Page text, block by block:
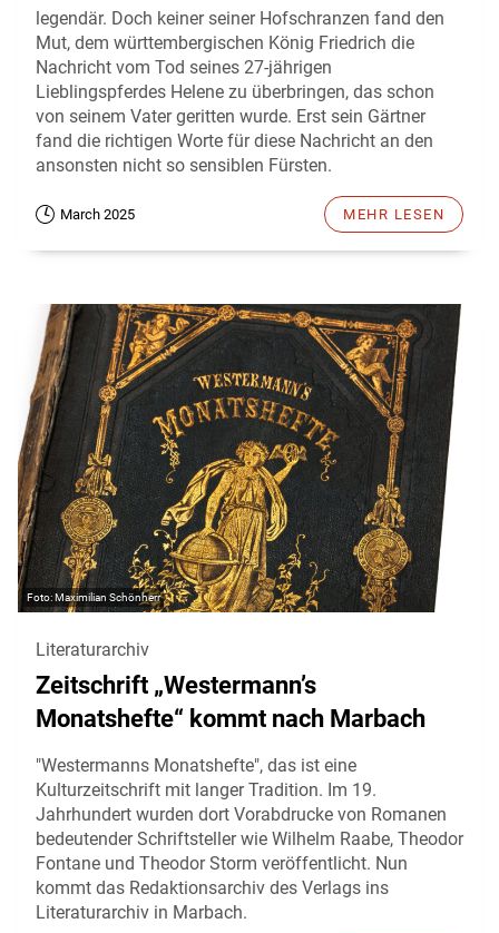
legendär. Doch keiner seiner Hofschranzen fand den
Mut, dem württembergischen König Friedrich die
Nachricht vom Tod seines 27-jährigen
Lieblingspferdes Helene zu überbringen, das schon
von seinem Vater geritten wurde. Erst sein Gärtner
fand die richtigen Worte für diese Nachricht an den
ansonsten nicht so sensiblen Fürsten.
March 2025 MEHR LESEN
Maximilian Schönherr
Literaturarchiv
Zeitschrift „Westermann’s
Monatshefte“ kommt nach Marbach
"Westermanns Monatshefte", das ist eine
Kulturzeitschrift mit langer Tradition. Im 19.
Jahrhundert wurden dort Vorabdrucke von Romanen
bedeutender Schriftsteller wie Wilhelm Raabe, Theodor
Fontane und Theodor Storm veröffentlicht. Nun
kommt das Redaktionsarchiv des Verlags ins
Literaturarchiv in Marbach.